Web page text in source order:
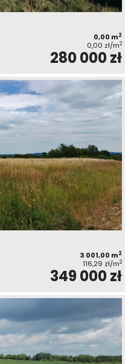
0,00 m2
0,00 zł/m2
280 000 zł
3 001,00 m2
116,29 zł/m2
349 000 zł